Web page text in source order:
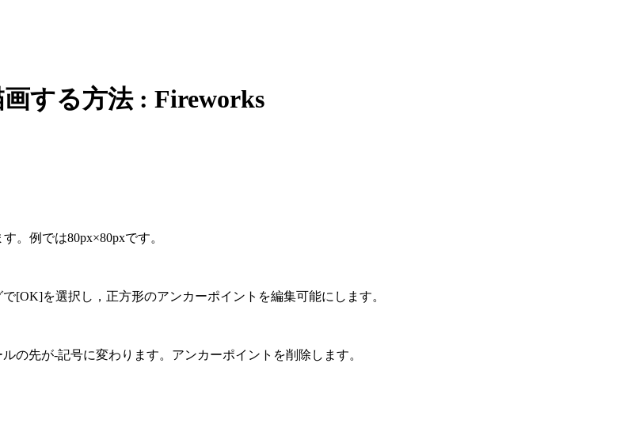
する方法 : Fireworks
。例では80px×80pxです。
[OK]を選択し，正方形のアンカーポイントを編集可能にします。
の先が-記号に変わります。アンカーポイントを削除します。